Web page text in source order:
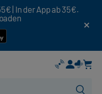
| In der App ab 35€.